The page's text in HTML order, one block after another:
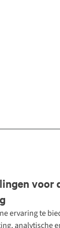
voor
ervaring te
analytische